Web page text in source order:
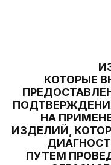
КОТОРЫЕ
НА
ИЗДЕЛИЙ,
ПУТЕМ